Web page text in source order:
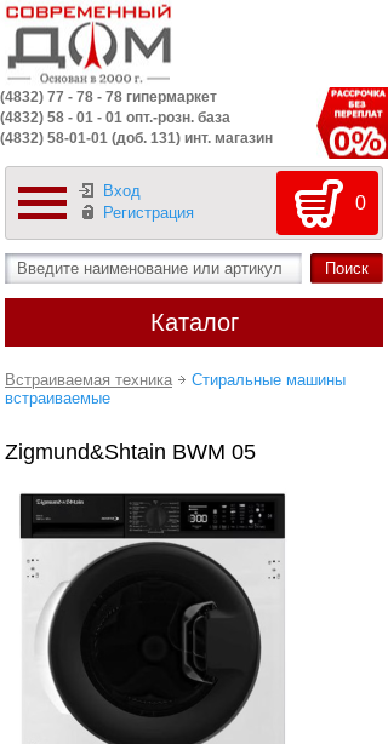
(4832) 77 - 78 - 78 гипермаркет
(4832) 58 - 01 - 01 опт.-розн. база
(4832) 58-01-01 (доб. 131) инт. магазин
Вход
Регистрация
0
Каталог
Встраиваемая техника
Стиральные машины
встраиваемые
Zigmund&Shtain BWM 05